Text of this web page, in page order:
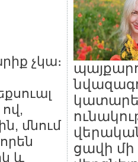
չկա։
մնում
և
ցավի մի